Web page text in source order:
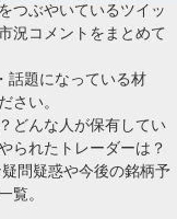
つぶやいているツイッ
況コメントをまとめて
話題になっている材
さい。
どんな人が保有してい
られたトレーダーは？
問疑惑や今後の銘柄予
覧。